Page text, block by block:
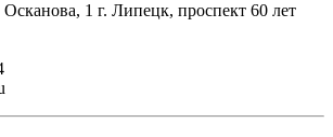
1 г. Липецк, проспект 60 лет